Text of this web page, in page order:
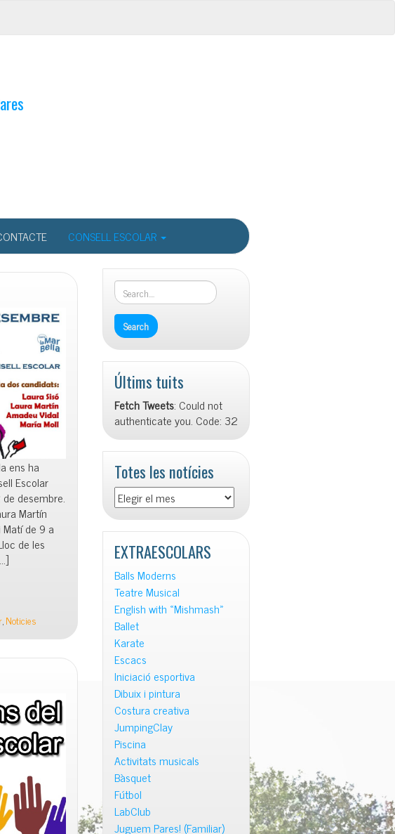
CONSELL ESCOLAR
ens ha
Escolar
desembre.
Martín
de 9 a
de les
,Noticies
Últims tuits
Fetch Tweets: Could not
authenticate you. Code: 32
Totes les notícies
Totes
les
notícies
EXTRAESCOLARS
Balls Moderns
Teatre Musical
English with «Mishmash»
Ballet
Karate
Escacs
Iniciació esportiva
Dibuix i pintura
Costura creativa
JumpingClay
Piscina
Activitats musicals
Bàsquet
Fútbol
LabClub
Juguem Pares! (Familiar)